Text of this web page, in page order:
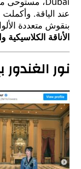
وأكملت
متعددة الألوان،
الكلاسيكية
الغندور